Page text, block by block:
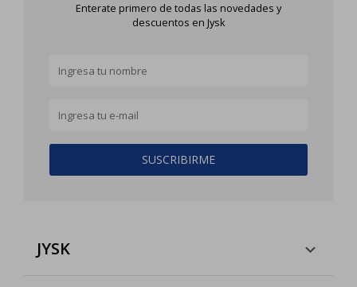
Enterate primero de todas las novedades y
descuentos en Jysk
SUSCRIBIRME
JYSK